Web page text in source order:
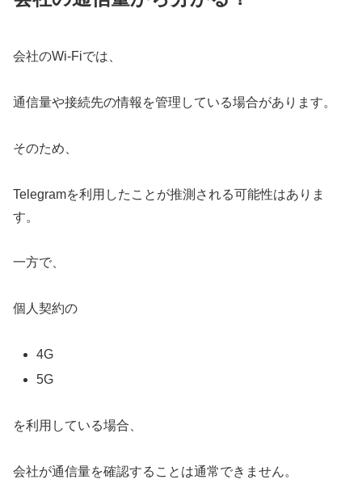
会社のWi-Fiでは、
通信量や接続先の情報を管理している場合があります。
そのため、
Telegramを利用したことが推測される可能性はありま
す。
一方で、
個人契約の
4G
5G
を利用している場合、
会社が通信量を確認することは通常できません。